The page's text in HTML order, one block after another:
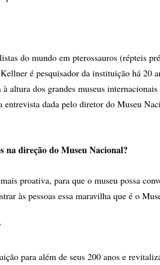
do mundo em pterossauros (répteis
é pesquisador da instituição há 20
altura dos grandes museus
entrevista dada pelo diretor do Museu
na direção do Museu Nacional?
proativa, para que o museu possa
às pessoas essa maravilha que é o
para além de seus 200 anos e